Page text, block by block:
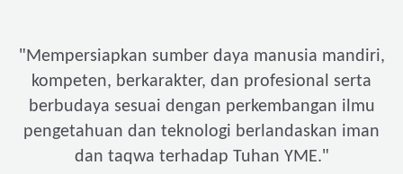
"Mempersiapkan sumber daya manusia mandiri,
kompeten, berkarakter, dan profesional serta
berbudaya sesuai dengan perkembangan ilmu
pengetahuan dan teknologi berlandaskan iman
dan taqwa terhadap Tuhan YME."